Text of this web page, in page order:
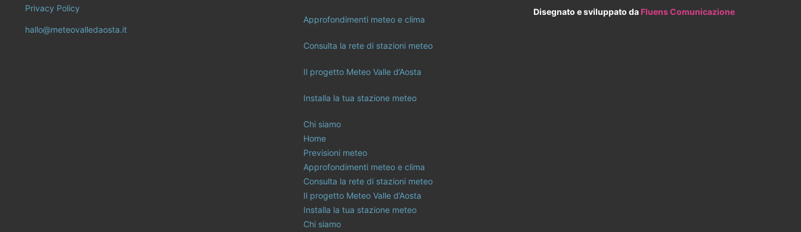
Privacy Policy
hallo@meteovalledaosta.it
Approfondimenti meteo e clima
Consulta la rete di stazioni meteo
Il progetto Meteo Valle d’Aosta
Installa la tua stazione meteo
Chi siamo
Home
Previsioni meteo
Approfondimenti meteo e clima
Consulta la rete di stazioni meteo
Il progetto Meteo Valle d’Aosta
Installa la tua stazione meteo
Chi siamo
Disegnato e sviluppato da Fluens Comunicazione